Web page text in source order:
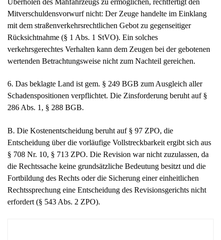
Mitverschuldensvorwurf nicht: Der Zeuge handelte im Einklang
mit dem straßenverkehrsrechtlichen Gebot zu gegenseitiger
Rücksichtnahme (§ 1 Abs. 1 StVO). Ein solches
verkehrsgerechtes Verhalten kann dem Zeugen bei der gebotenen
wertenden Betrachtungsweise nicht zum Nachteil gereichen.
Schadenspositionen verpflichtet. Die Zinsforderung beruht auf §
286 Abs. 1, § 288 BGB.
Entscheidung über die vorläufige Vollstreckbarkeit ergibt sich aus
§ 708 Nr. 10, § 713 ZPO. Die Revision war nicht zuzulassen, da
die Rechtssache keine grundsätzliche Bedeutung besitzt und die
Fortbildung des Rechts oder die Sicherung einer einheitlichen
Rechtssprechung eine Entscheidung des Revisionsgerichts nicht
erfordert (§ 543 Abs. 2 ZPO).